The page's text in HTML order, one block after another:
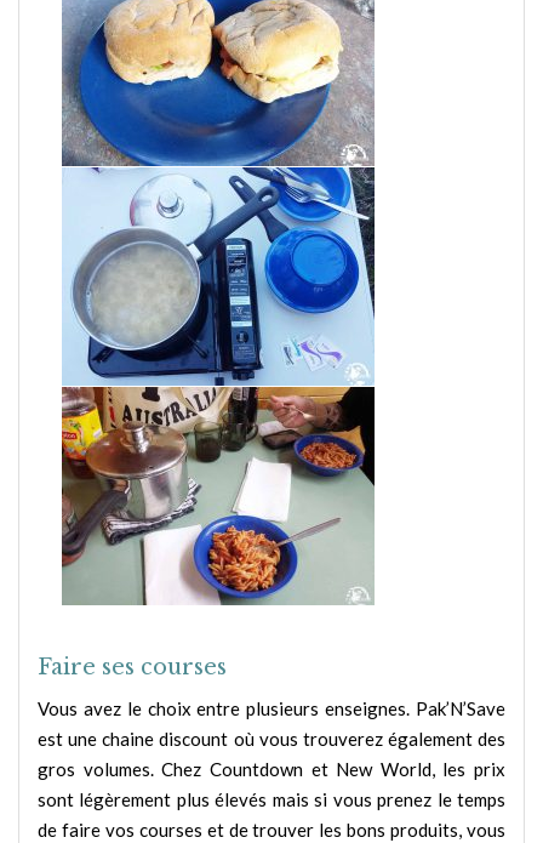
Faire ses courses
Vous avez le choix entre plusieurs enseignes. Pak’N’Save
est une chaine discount où vous trouverez également des
gros volumes. Chez Countdown et New World, les prix
sont légèrement plus élevés mais si vous prenez le temps
de faire vos courses et de trouver les bons produits, vous